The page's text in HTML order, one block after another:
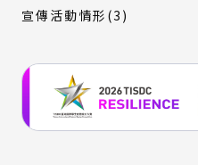
宣傳活動情形(3)